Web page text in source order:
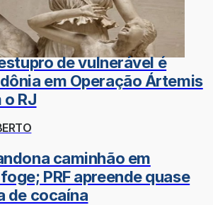
de vulnerável é
em Operação Ártemis
RJ
caminhão em
PRF apreende quase
de cocaína